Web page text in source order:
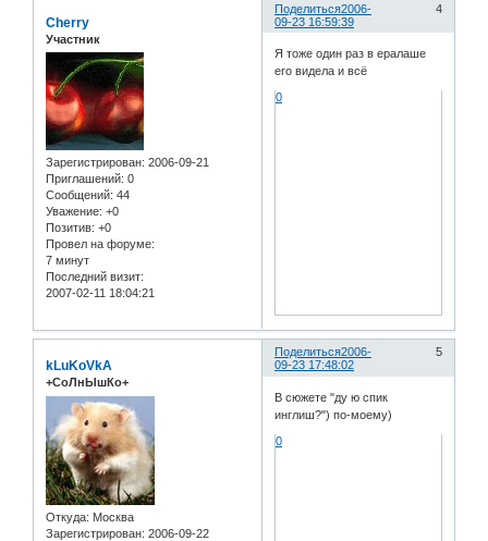
Поделиться 4
2006-
09-23 16:59:39
Cherry
Участник
Зарегистрирован: 2006-09-21
Приглашений: 0
Сообщений: 44
Уважение: +0
Позитив: +0
Провел на форуме:
7 минут
Последний визит:
2007-02-11 18:04:21
Я тоже один раз в ералаше
его видела и всё
0
Поделиться 5
2006-
09-23 17:48:02
kLuKoVkA
+СоЛнЫшКо+
Откуда: Москва
Зарегистрирован: 2006-09-22
В сюжете "ду ю спик
инглиш?") по-моему)
0